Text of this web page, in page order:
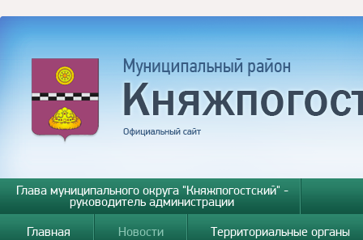
Глава муниципального округа "Княжпогостский" -
руководитель администрации
Главная
Новости Территориальные органы